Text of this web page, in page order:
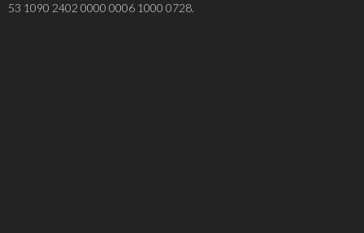
53 1090 2402 0000 0006 1000 0728.